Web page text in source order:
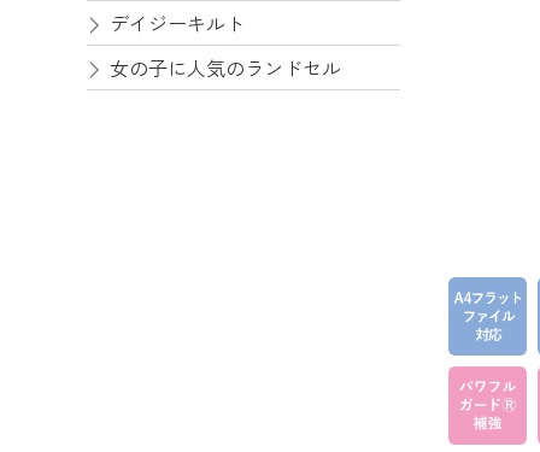
デイジーキルト
女の子に人気のランドセル